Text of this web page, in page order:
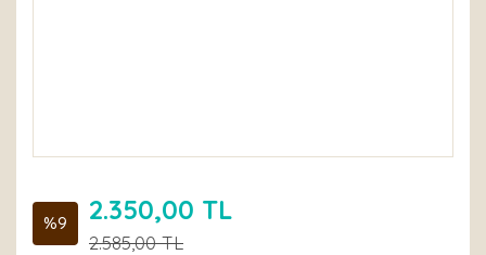
%9 2.350,00 TL
2.585,00 TL